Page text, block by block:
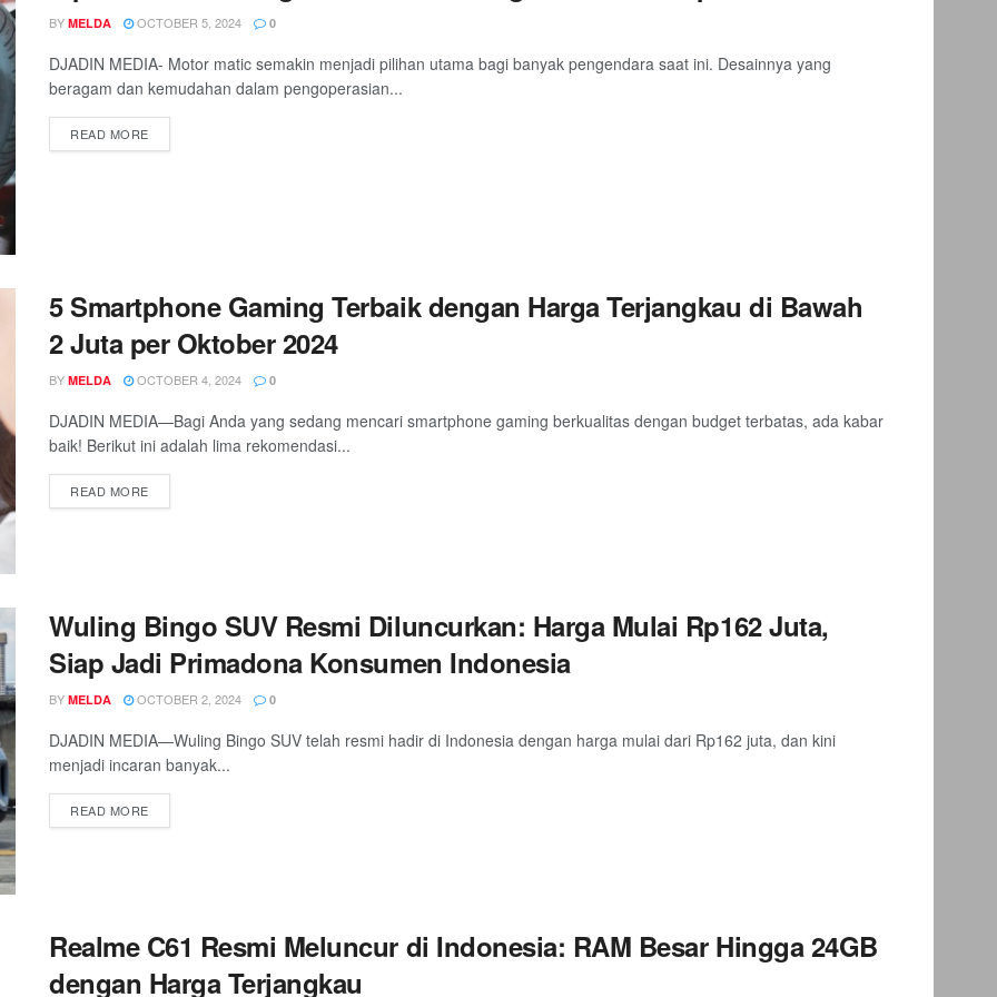
BY MELDA OCTOBER 5, 2024 0
DJADIN MEDIA- Motor matic semakin menjadi pilihan utama bagi banyak pengendara saat ini. Desainnya yang
beragam dan kemudahan dalam pengoperasian...
READ MORE
5 Smartphone Gaming Terbaik dengan Harga Terjangkau di Bawah
2 Juta per Oktober 2024
BY MELDA OCTOBER 4, 2024 0
DJADIN MEDIA—Bagi Anda yang sedang mencari smartphone gaming berkualitas dengan budget terbatas, ada kabar
baik! Berikut ini adalah lima rekomendasi...
READ MORE
Wuling Bingo SUV Resmi Diluncurkan: Harga Mulai Rp162 Juta,
Siap Jadi Primadona Konsumen Indonesia
BY MELDA OCTOBER 2, 2024 0
DJADIN MEDIA—Wuling Bingo SUV telah resmi hadir di Indonesia dengan harga mulai dari Rp162 juta, dan kini
menjadi incaran banyak...
READ MORE
Realme C61 Resmi Meluncur di Indonesia: RAM Besar Hingga 24GB
dengan Harga Terjangkau